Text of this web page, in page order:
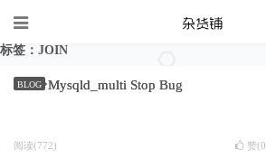
标签：JOIN
BLOG Mysqld_multi Stop Bug
阅读(772) 赞(0